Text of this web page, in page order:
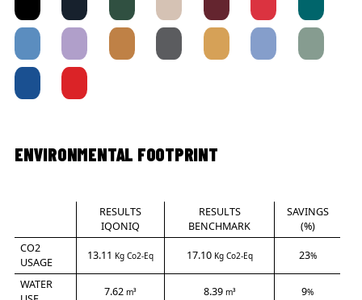
ENVIRONMENTAL FOOTPRINT
RESULTS
IQONIQ
RESULTS
BENCHMARK
SAVINGS
(%)
CO2
USAGE
13.11 Kg Co2-Eq 17.10 Kg Co2-Eq 23%
WATER
7.62 m³ 8.39 m³ 9%